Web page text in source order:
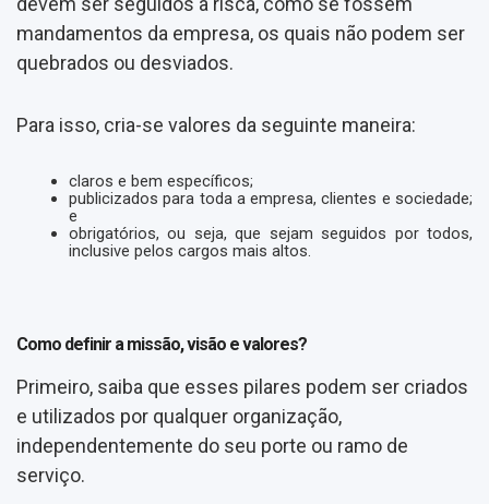
mandamentos da empresa, os quais não podem ser
quebrados ou desviados.
Para isso, cria-se valores da seguinte maneira:
claros e bem específicos;
publicizados para toda a empresa, clientes e sociedade;
e
obrigatórios, ou seja, que sejam seguidos por todos,
inclusive pelos cargos mais altos.
Como definir a missão, visão e valores?
Primeiro, saiba que esses pilares podem ser criados
e utilizados por qualquer organização,
independentemente do seu porte ou ramo de
serviço.